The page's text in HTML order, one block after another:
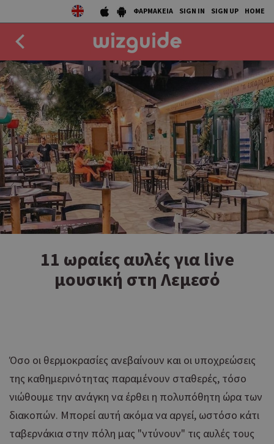
ΦΑΡΜΑΚΕΙΑ SIGN IN SIGN UP HOME
EAT
DRINK
50 BEST
AGENDA
COLLECTIONS
STORIES
11 ωραίες αυλές για live
μουσική στη Λεμεσό
Όσο οι θερμοκρασίες ανεβαίνουν και οι υποχρεώσεις
της καθημερινότητας παραμένουν σταθερές, τόσο
νιώθουμε την ανάγκη να έρθει η πολυπόθητη ώρα των
διακοπών. Μπορεί αυτή ακόμα να αργεί, ωστόσο κάτι
ταβερνάκια στην πόλη μας "ντύνουν" τις αυλές τους